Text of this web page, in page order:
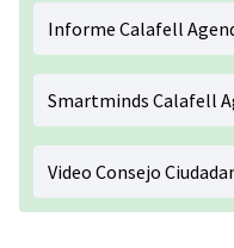
Informe Calafell
Smartminds Calafell
Video Consejo